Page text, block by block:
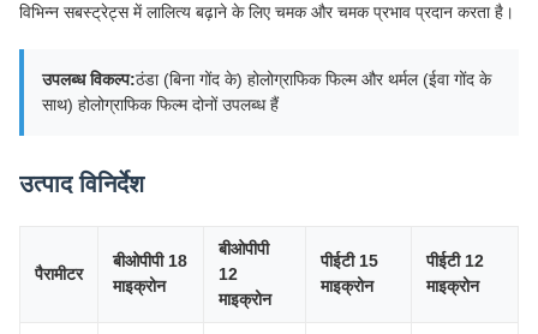
विभिन्न सबस्ट्रेट्स में लालित्य बढ़ाने के लिए चमक और चमक प्रभाव प्रदान करता है।
उपलब्ध विकल्प:ठंडा (बिना गोंद के) होलोग्राफिक फिल्म और थर्मल (ईवा गोंद के
साथ) होलोग्राफिक फिल्म दोनों उपलब्ध हैं
उत्पाद विनिर्देश
पैरामीटर
बीओपीपी 18
माइक्रोन
बीओपीपी
12
माइक्रोन
पीईटी 15
माइक्रोन
पीईटी 12
माइक्रोन